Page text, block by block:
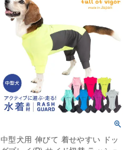
中型犬用 伸びて 着せやすい ドッ